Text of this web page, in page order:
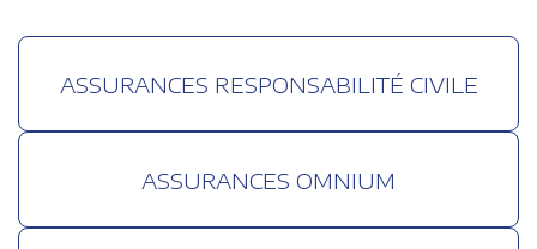
ASSURANCES RESPONSABILITÉ CIVILE
ASSURANCES OMNIUM